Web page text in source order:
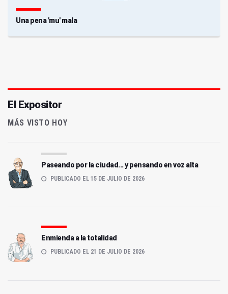
Una pena 'mu' mala
El Expositor
MÁS VISTO HOY
Paseando por la ciudad... y pensando en voz alta
PUBLICADO EL 15 DE JULIO DE 2026
Enmienda a la totalidad
PUBLICADO EL 21 DE JULIO DE 2026